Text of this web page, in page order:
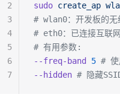
sudo create_ap
# wlan0：开发板的
# eth0：已连接互联
# 有用参数:
--freq-band
5 # 使
--hidden # 隐藏
2
3
4
5
6
7